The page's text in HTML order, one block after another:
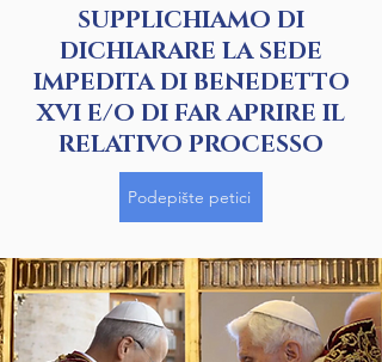
SUPPLICHIAMO DI
DICHIARARE LA SEDE
IMPEDITA DI BENEDETTO
XVI E/O DI FAR APRIRE IL
RELATIVO PROCESSO
Podepište petici